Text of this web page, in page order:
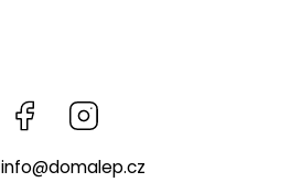
Facebook
info@domalep.cz